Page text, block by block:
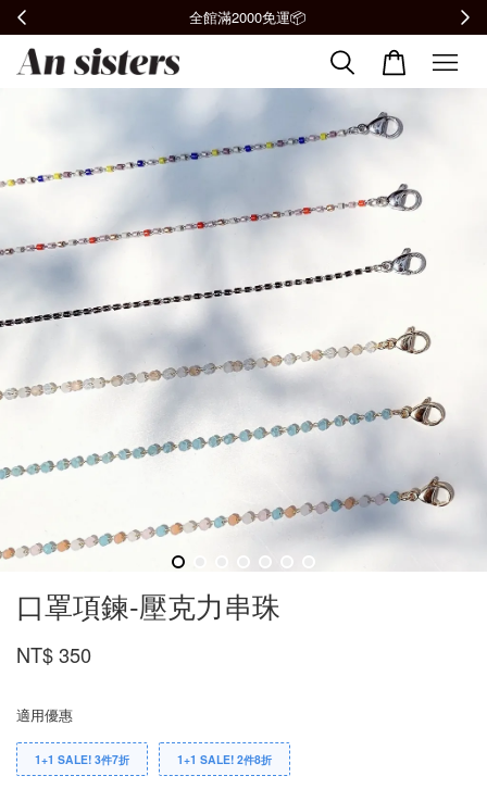
全館滿2000免運📦
口罩項鍊-壓克力串珠
NT$ 350
適用優惠
1+1 SALE! 3件7折 1+1 SALE! 2件8折